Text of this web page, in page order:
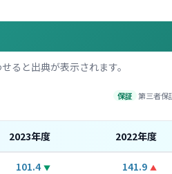
ると出典が表示されます。
保証 第三者保
2023年度 2022年度
101.4 ▼ 141.9 ▲